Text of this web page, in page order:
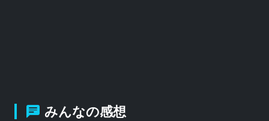
みんなの感想